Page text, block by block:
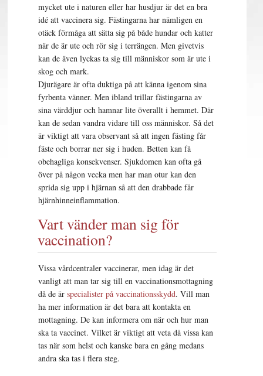
mycket ute i naturen eller har husdjur är det en bra
idé att vaccinera sig. Fästingarna har nämligen en
otäck förmåga att sätta sig på både hundar och katter
när de är ute och rör sig i terrängen. Men givetvis
kan de även lyckas ta sig till människor som är ute i
skog och mark.
Djurägare är ofta duktiga på att känna igenom sina
fyrbenta vänner. Men ibland trillar fästingarna av
sina värddjur och hamnar lite överallt i hemmet. Där
kan de sedan vandra vidare till oss människor. Så det
är viktigt att vara observant så att ingen fästing får
fäste och borrar ner sig i huden. Betten kan få
obehagliga konsekvenser. Sjukdomen kan ofta gå
över på någon vecka men har man otur kan den
sprida sig upp i hjärnan så att den drabbade får
hjärnhinneinflammation.
Vart vänder man sig för
vaccination?
Vissa vårdcentraler vaccinerar, men idag är det
vanligt att man tar sig till en vaccinationsmottagning
då de ärspecialister på vaccinationsskydd. Vill man
ha mer information är det bara att kontakta en
mottagning. De kan informera om när och hur man
ska ta vaccinet. Vilket är viktigt att veta då vissa kan
tas när som helst och kanske bara en gång medans
andra ska tas i flera steg.